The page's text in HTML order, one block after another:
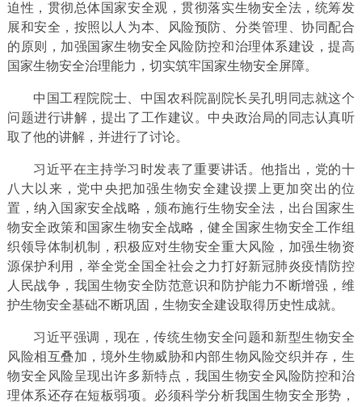
迫性，贯彻总体国家安全观，贯彻落实生物安全法，统筹发
展和安全，按照以人为本、风险预防、分类管理、协同配合
的原则，加强国家生物安全风险防控和治理体系建设，提高
国家生物安全治理能力，切实筑牢国家生物安全屏障。
中国工程院院士、中国农科院副院长吴孔明同志就这个
问题进行讲解，提出了工作建议。中央政治局的同志认真听
取了他的讲解，并进行了讨论。
习近平在主持学习时发表了重要讲话。他指出，党的十
八大以来，党中央把加强生物安全建设摆上更加突出的位
置，纳入国家安全战略，颁布施行生物安全法，出台国家生
物安全政策和国家生物安全战略，健全国家生物安全工作组
织领导体制机制，积极应对生物安全重大风险，加强生物资
源保护利用，举全党全国全社会之力打好新冠肺炎疫情防控
人民战争，我国生物安全防范意识和防护能力不断增强，维
护生物安全基础不断巩固，生物安全建设取得历史性成就。
习近平强调，现在，传统生物安全问题和新型生物安全
风险相互叠加，境外生物威胁和内部生物风险交织并存，生
物安全风险呈现出许多新特点，我国生物安全风险防控和治
理体系还存在短板弱项。必须科学分析我国生物安全形势，